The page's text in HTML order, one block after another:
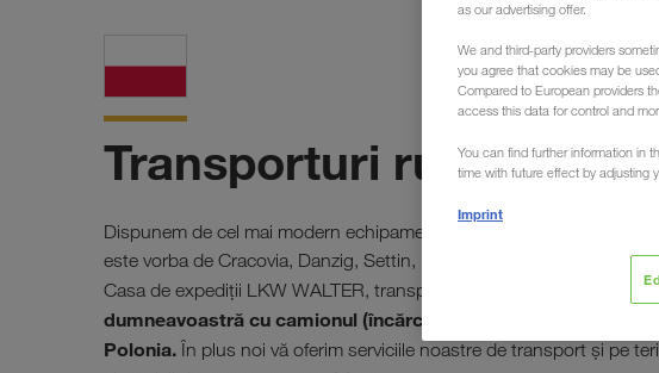
Transporturi rutiere din/
Dispunem de cel mai modern echipament cu care încărcăm și
este vorba de Cracovia, Danzig, Settin, Lublin, Varșovia sau
Casa de expediţii LKW WALTER, transportatorul dumneavoastră
dumneavoastră cu camionul (încărcături complete), din toate
Polonia. În plus noi vă oferim serviciile noastre de transport și pe
as our advertising offer.
We and third-party providers
you agree that cookies may be
Compared to European providers
access this data for control and
You can find further information in
time with future effect by adjusting
Imprint